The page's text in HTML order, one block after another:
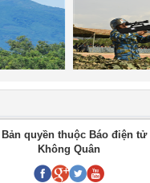
quyền thuộc Báo điện
Không Quân